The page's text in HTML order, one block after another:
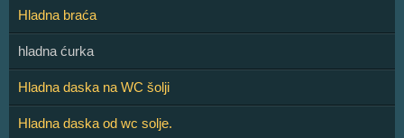
Hladna braća
hladna ćurka
Hladna daska na WC šolji
Hladna daska od wc solje.